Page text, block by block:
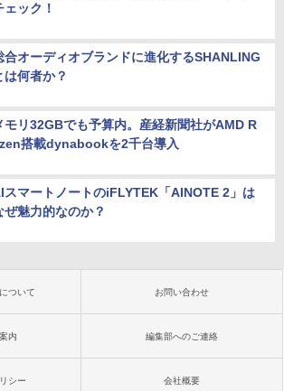
ェック！
合オーディオブランドに進化するSHANLING
は何者か？
モリ32GBでも予算内。産経新聞社がAMD R
搭載dynabookを2千台導入
スマートノートのiFLYTEK「AINOTE 2」は
ぜ魅力的なのか？
ついて お問い合わせ
内 編集部へのご連絡
シー 会社概要